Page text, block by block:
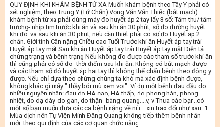
QUY ĐỊNH KHI KHÁM BỆNH TỪ XA Muốn khám bệnh theo Tây Y phải có
xét nghiệm, theo Trung Y (Tứ Chẩn) Vọng Văn Vấn Thiếc (bắt mạch)
khám bệnh từ xa phải dùng máy đo huyết áp 2 tay lấy 3 số: Tâm thu/ tâm
trương- nhịp tim trước khi ăn và sau khi ăn 30 phút, số đo đường huyết
khi đói và sau khi ăn 30 phút, nếu cần thiết phải có số đo Huyết áp 2
chân. Giới tính Cân nặng Chiều cao Tuổi Trước khi ăn Huyết áp tay trái
Huyết áp tay mặt Sau khi ăn Huyết áp tay trái Huyết áp tay mặt Diễn tả
chứng trạng và bệnh trạng Nếu không đo được các tham số trước khi ăn
thì cũng phải có số đo- thời điểm sau khi ăn. Không có bắt mạch được
và các tham số đó huyết áp hai tay thì không thể chẩn bệnh theo đông y
được. Nếu chỉ dựa theo chứng chúng ta khó mà xác định bệnh được,
không khác gì mấy " thầy bói mù xem voi". Ví dụ một bệnh đau đầu do
nhiều nguyên nhân: đau do HA cao, HA thấp, do phong hàn, phong
nhiệt, do dạ dày, do gan, do thận- bàng quang....v, v Thưa các bạn..có
một số bạn muốn đưa các ca bệnh nặng về núi... xin trao đổi như sau: 1.
Mùa dịch nên Tự Viện Minh Đăng Quang không tiếp thêm bệnh nhân
mới. theo qui định của các cơ quan chức năng.